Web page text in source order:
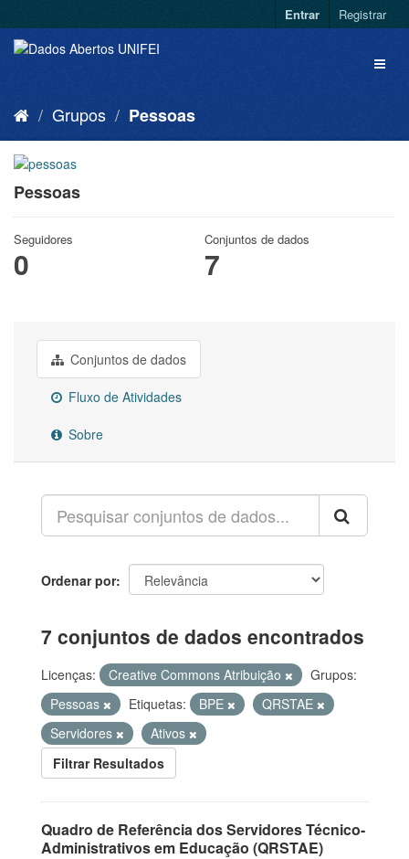
Entrar Registrar
Grupos Pessoas
Pessoas
Seguidores
0
Conjuntos de dados
7
Conjuntos de dados
Fluxo de Atividades
Sobre
Ordenar por
7 conjuntos de dados encontrados
Licenças: Creative Commons Atribuição
Grupos:
Pessoas
Etiquetas: BPE
QRSTAE
Servidores
Ativos
Filtrar Resultados
Quadro de Referência dos Servidores Técnico-
Administrativos em Educação (QRSTAE)